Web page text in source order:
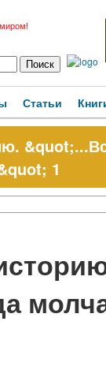
Статьи
1